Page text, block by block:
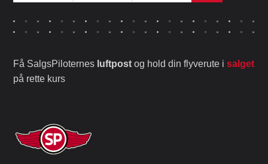
Få SalgsPiloternes luftpost og hold din flyverute isalget
på rette kurs